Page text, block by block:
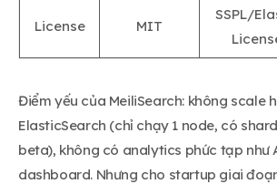
License MIT
SSPL/
Điểm yếu của MeiliSearch: không scale
ElasticSearch (chỉ chạy 1 node, có
beta), không có analytics phức tạp như
dashboard. Nhưng cho startup giai